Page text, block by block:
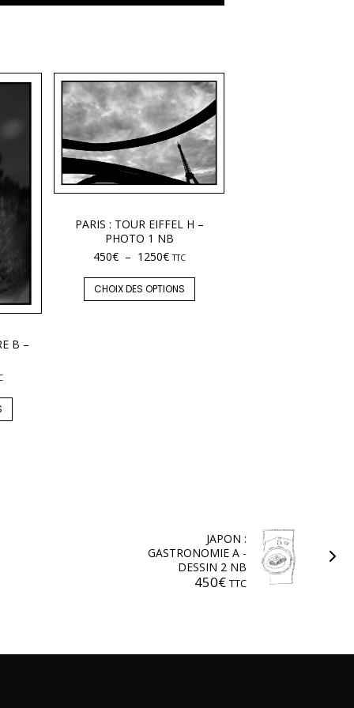
B –
PARIS : TOUR EIFFEL H –
PHOTO 1 NB
450€ – 1250€ TTC
CHOIX DES OPTIONS
JAPON :
GASTRONOMIE A -
DESSIN 2 NB
450€ TTC